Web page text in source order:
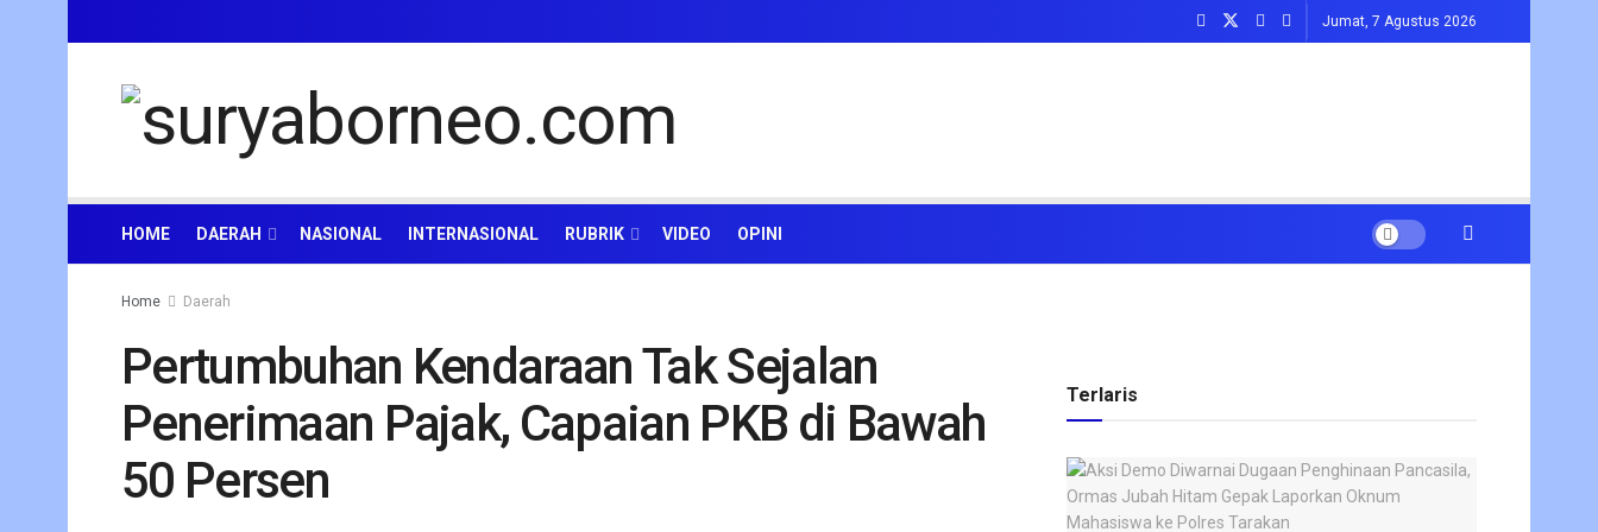
Jumat, 7 Agustus 2026
HOME DAERAH NASIONAL INTERNASIONAL RUBRIK VIDEO OPINI
Home Daerah
Pertumbuhan Kendaraan Tak Sejalan
Penerimaan Pajak, Capaian PKB di Bawah
50 Persen
Terlaris